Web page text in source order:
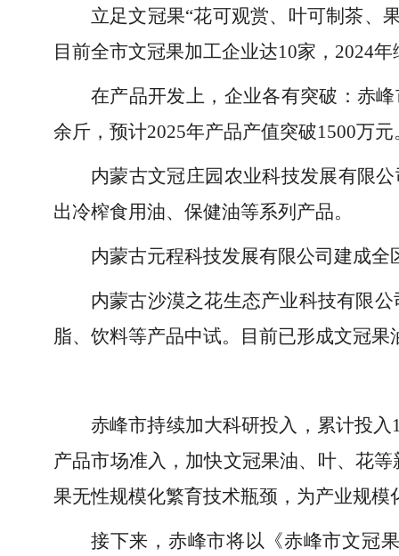
立足文冠果“花可观赏、叶可制茶、
目前全市文冠果加工企业达10家，2024
在产品开发上，企业各有突破：赤
余斤，预计2025年产品产值突破1500万元
内蒙古文冠庄园农业科技发展有限
出冷榨食用油、保健油等系列产品。
内蒙古元程科技发展有限公司建成
内蒙古沙漠之花生态产业科技有限
脂、饮料等产品中试。目前已形成文冠
赤峰市持续加大科研投入，累计投
产品市场准入，加快文冠果油、叶、花
果无性规模化繁育技术瓶颈，为产业规模
接下来，赤峰市将以《赤峰市文冠